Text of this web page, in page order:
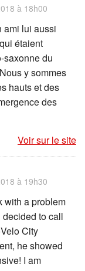
à 18h00
ami lui aussi
étaient
saxonne du
y sommes
hauts et des
des
Voir sur le site
à 19h30
with a problem
to call
City
he showed
I am